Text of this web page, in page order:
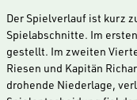
Der Spielverlauf ist kurz
Spielabschnitte. Im
gestellt. Im zweiten
Riesen und Kapitän
drohende Niederlage,